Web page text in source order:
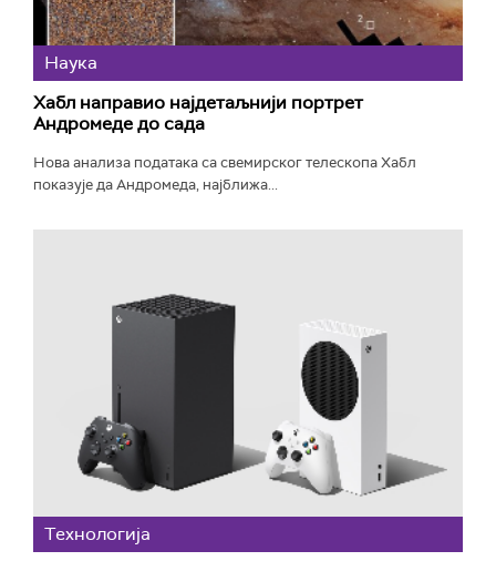
Наука
Хабл направио најдетаљнији портрет
Андромеде до сада
Нова анализа података са свемирског телескопа Хабл
показује да Андромеда, најближа...
Технологијa